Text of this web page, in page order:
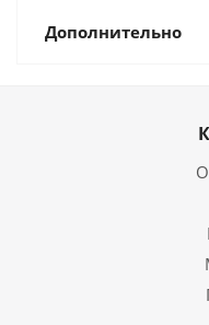
Дополнительно